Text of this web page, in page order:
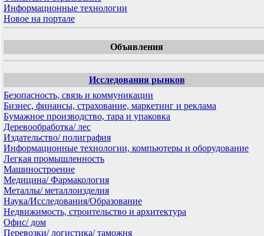
Информационные технологии
Новое на портале
Объявления
Исследования рынков
Безопасность, связь и коммуникации
Бизнес, финансы, страхование, маркетинг и реклама
Бумажное производство, тара и упаковка
Деревообработка/ лес
Издательство/ полиграфия
Информационные технологии, компьютеры и оборудование
Легкая промышленность
Машиностроение
Медицина/ Фармакология
Металлы/ металлоизделия
Наука/Исследования/Образование
Недвижимость, строительство и архитектура
Офис/ дом
Перевозки/ логистика/ таможня